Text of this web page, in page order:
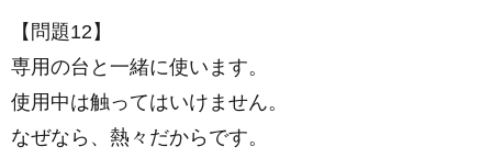
【問題12】
専用の台と一緒に使います。
使用中は触ってはいけません。
なぜなら、熱々だからです。